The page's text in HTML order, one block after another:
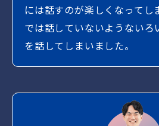
には話すのが楽しくなってし
では話していないようないろ
を話してしまいました。